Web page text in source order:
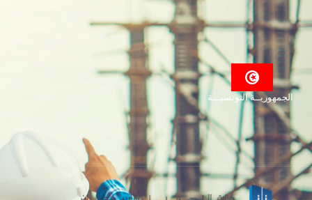
الجمهوريــة التونسيـــة